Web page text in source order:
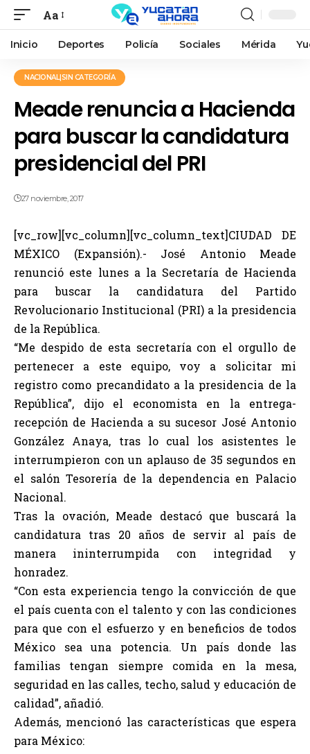
Aa
Inicio Deportes Policía Sociales Mérida
NACIONAL|SIN CATEGORÍA
Meade renuncia a Hacienda
para buscar la candidatura
presidencial del PRI
27 noviembre, 2017
[vc_row][vc_column][vc_column_text]CIUDAD DE
MÉXICO (Expansión).- José Antonio Meade
renunció este lunes a la Secretaría de Hacienda
para buscar la candidatura del Partido
Revolucionario Institucional (PRI) a la presidencia
de la República.
“Me despido de esta secretaría con el orgullo de
pertenecer a este equipo, voy a solicitar mi
registro como precandidato a la presidencia de la
República”, dijo el economista en la entrega-
recepción de Hacienda a su sucesor José Antonio
González Anaya, tras lo cual los asistentes le
interrumpieron con un aplauso de 35 segundos en
el salón Tesorería de la dependencia en Palacio
Nacional.
Tras la ovación, Meade destacó que buscará la
candidatura tras 20 años de servir al país de
manera ininterrumpida con integridad y
honradez.
“Con esta experiencia tengo la convicción de que
el país cuenta con el talento y con las condiciones
para que con el esfuerzo y en beneficios de todos
México sea una potencia. Un país donde las
familias tengan siempre comida en la mesa,
seguridad en las calles, techo, salud y educación de
calidad”, añadió.
Además, mencionó las características que espera
para México: